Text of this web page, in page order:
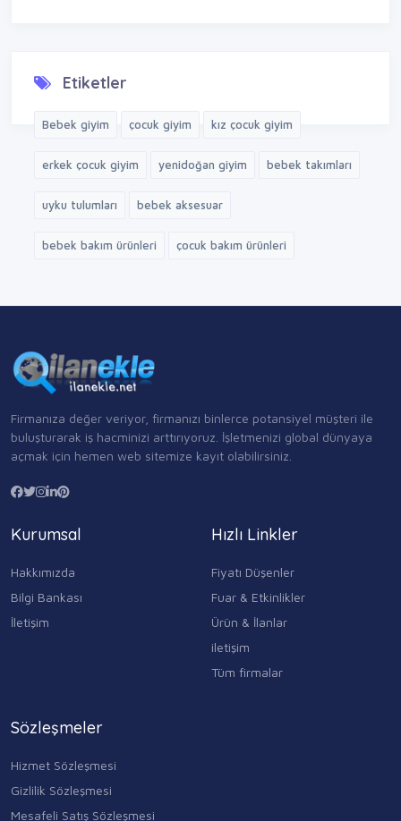
Etiketler
Bebek giyim çocuk giyim kız çocuk giyim
erkek çocuk giyim yenidoğan giyim bebek takımları
uyku tulumları bebek aksesuar
bebek bakım ürünleri çocuk bakım ürünleri
Firmanıza değer veriyor, firmanızı binlerce potansiyel müşteri ile
buluşturarak iş hacminizi arttırıyoruz. İşletmenizi global dünyaya
açmak için hemen web sitemize kayıt olabilirsiniz.
Kurumsal
Hakkımızda
Bilgi Bankası
İletişim
Hızlı Linkler
Fiyatı Düşenler
Fuar & Etkinlikler
Ürün & İlanlar
iletişim
Tüm firmalar
Sözleşmeler
Hizmet Sözleşmesi
Gizlilik Sözleşmesi
Mesafeli Satış Sözleşmesi